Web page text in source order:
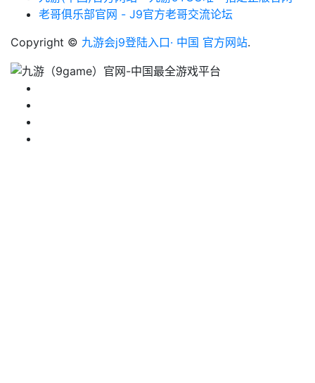
老哥俱乐部官网 - J9官方老哥交流论坛
Copyright © 九游会j9登陆入口· 中国 官方网站.